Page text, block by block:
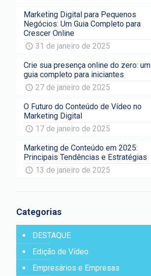
Marketing Digital para Pequenos
Negócios: Um Guia Completo para
Crescer Online
31 de janeiro de 2025
Crie sua presença online do zero: um
guia completo para iniciantes
27 de janeiro de 2025
O Futuro do Conteúdo de Vídeo no
Marketing Digital
17 de janeiro de 2025
Marketing de Conteúdo em 2025:
Principais Tendências e Estratégias
13 de janeiro de 2025
Categorias
DESTAQUE
Edição de Vídeo
Empresários e Empresas